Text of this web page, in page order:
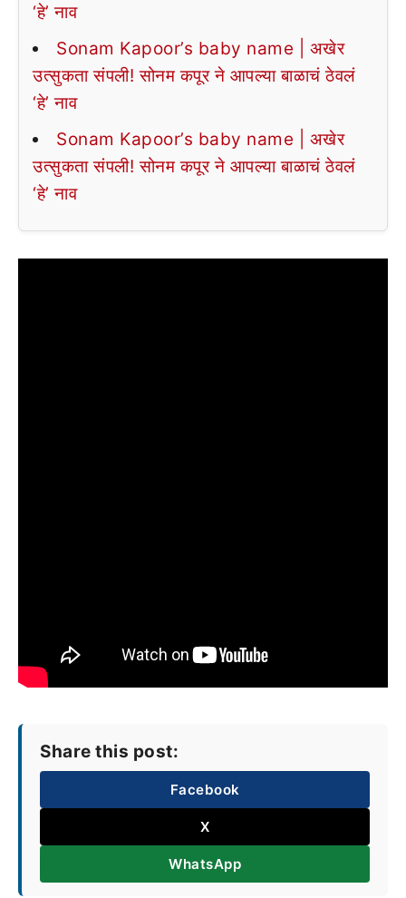
‘हे’ नाव
Sonam Kapoor’s baby name | अखेर
उत्सुकता संपली! सोनम कपूर ने आपल्या बाळाचं ठेवलं
‘हे’ नाव
Sonam Kapoor’s baby name | अखेर
उत्सुकता संपली! सोनम कपूर ने आपल्या बाळाचं ठेवलं
‘हे’ नाव
Share this post:
Facebook
X
WhatsApp